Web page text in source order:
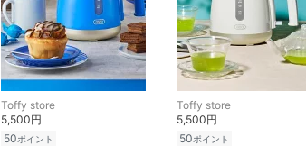
Toffy store
5,500円
50ポイント
Toffy store
5,500円
50ポイント